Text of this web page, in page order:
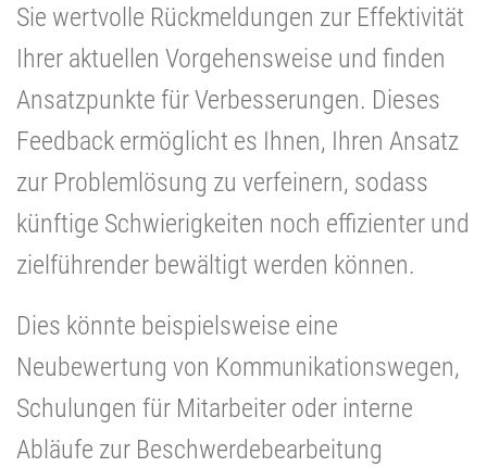
Sie wertvolle Rückmeldungen zur Effektivität
Ihrer aktuellen Vorgehensweise und finden
Ansatzpunkte für Verbesserungen. Dieses
Feedback ermöglicht es Ihnen, Ihren Ansatz
zur Problemlösung zu verfeinern, sodass
künftige Schwierigkeiten noch effizienter und
zielführender bewältigt werden können.
Dies könnte beispielsweise eine
Neubewertung von Kommunikationswegen,
Schulungen für Mitarbeiter oder interne
Abläufe zur Beschwerdebearbeitung